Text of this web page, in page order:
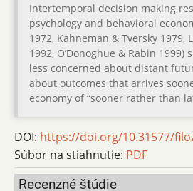
Intertemporal decision making
psychology and behavioral
1972, Kahneman & Tversky 1979,
1992, O’Donoghue & Rabin
less concerned about distant
about outcomes that arrives
economy of “sooner rather than
DOI: https://doi.org/10.31577/
Súbor na stiahnutie: PDF
Recenzné štúdie